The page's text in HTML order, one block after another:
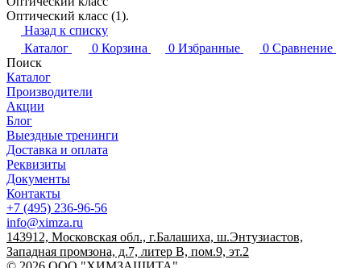
Оптический класс (1).
Назад к списку
Каталог
0 Корзина 0 Избранные 0 Сравнение
Поиск
Каталог
Производители
Акции
Блог
Выездные тренинги
Доставка и оплата
Реквизиты
Документы
Контакты
+7 (495) 236-96-56
info@ximza.ru
143912, Московская обл., г.Балашиха, ш.Энтузиастов,
Западная промзона, д.7, литер В, пом.9, эт.2